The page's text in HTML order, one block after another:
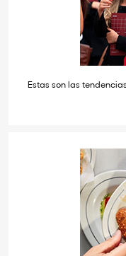
Estas son las